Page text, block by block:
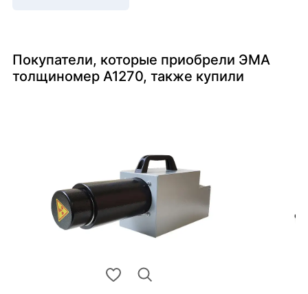
Покупатели, которые приобрели ЭМА
толщиномер А1270, также купили